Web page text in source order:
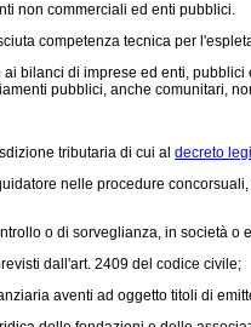
non commerciali ed enti pubblici.
competenza tecnica per
bilanci di imprese ed enti,
pubblici, anche comunitari,
tributaria di cui al decreto
nelle procedure
o di sorveglianza, in società
dall'art. 2409 del codice civile;
aventi ad oggetto titoli di